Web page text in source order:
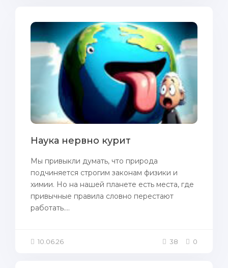
Наука нервно курит
Мы привыкли думать, что природа
подчиняется строгим законам физики и
химии. Но на нашей планете есть места, где
привычные правила словно перестают
работать....
10.06.26 38 0